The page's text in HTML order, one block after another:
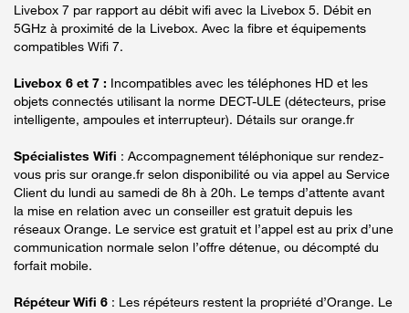
Livebox 7 par rapport au débit wifi avec la Livebox 5. Débit en
5GHz à proximité de la Livebox. Avec la fibre et équipements
compatibles Wifi 7.
Livebox 6 et 7 : Incompatibles avec les téléphones HD et les
objets connectés utilisant la norme DECT-ULE (détecteurs, prise
intelligente, ampoules et interrupteur). Détails sur orange.fr
Spécialistes Wifi : Accompagnement téléphonique sur rendez-
vous pris sur orange.fr selon disponibilité ou via appel au Service
Client du lundi au samedi de 8h à 20h. Le temps d’attente avant
la mise en relation avec un conseiller est gratuit depuis les
réseaux Orange. Le service est gratuit et l’appel est au prix d’une
communication normale selon l’offre détenue, ou décompté du
forfait mobile.
Répéteur Wifi 6 : Les répéteurs restent la propriété d’Orange. Le